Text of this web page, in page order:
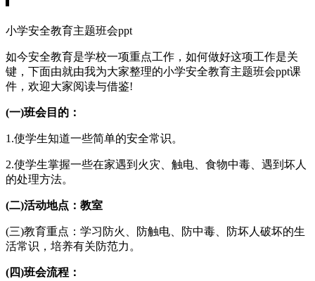
小学安全教育主题班会ppt
如今安全教育是学校一项重点工作，如何做好这项工作是关
键，下面由就由我为大家整理的小学安全教育主题班会ppt课
件，欢迎大家阅读与借鉴!
(一)班会目的：
1.使学生知道一些简单的安全常识。
2.使学生掌握一些在家遇到火灾、触电、食物中毒、遇到坏人
的处理方法。
(二)活动地点：教室
(三)教育重点：学习防火、防触电、防中毒、防坏人破坏的生
活常识，培养有关防范力。
(四)班会流程：